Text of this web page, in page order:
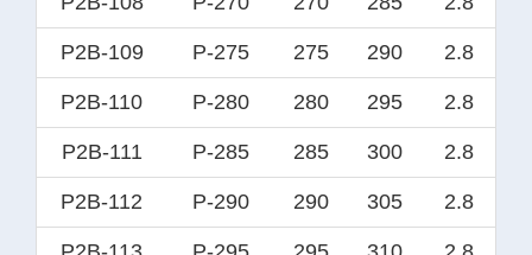
P2B-109 P-275 275 290 2.8
P2B-110 P-280 280 295 2.8
P2B-111 P-285 285 300 2.8
P2B-112 P-290 290 305 2.8